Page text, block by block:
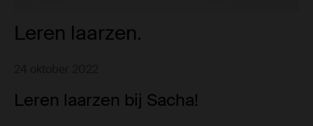
Leren laarzen.
Leren laarzen bij Sacha!